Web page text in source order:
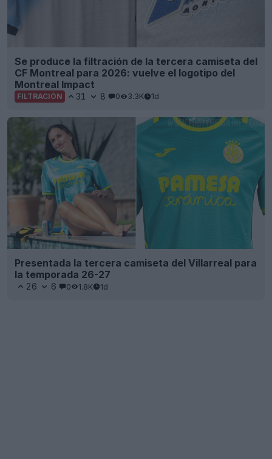
Se produce la filtración de la tercera camiseta del
CF Montreal para 2026: vuelve el logotipo del
Montreal Impact
FILTRACIÓN 31 8 0 3.3K 1d
Presentada la tercera camiseta del Villarreal para
la temporada 26-27
26 6 0 1.8K 1d